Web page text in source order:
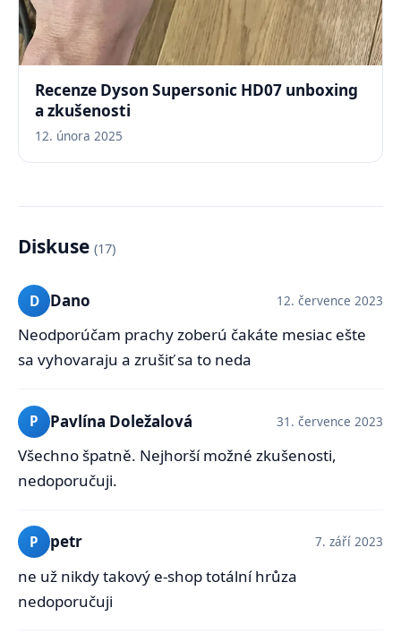
Recenze Dyson Supersonic HD07 unboxing
a zkušenosti
12. února 2025
Diskuse (17)
D Dano 12. července 2023
Neodporúčam prachy zoberú čakáte mesiac ešte
sa vyhovaraju a zrušiť sa to neda
P Pavlína Doležalová 31. července 2023
Všechno špatně. Nejhorší možné zkušenosti,
nedoporučuji.
P petr 7. září 2023
ne už nikdy takový e-shop totální hrůza
nedoporučuji